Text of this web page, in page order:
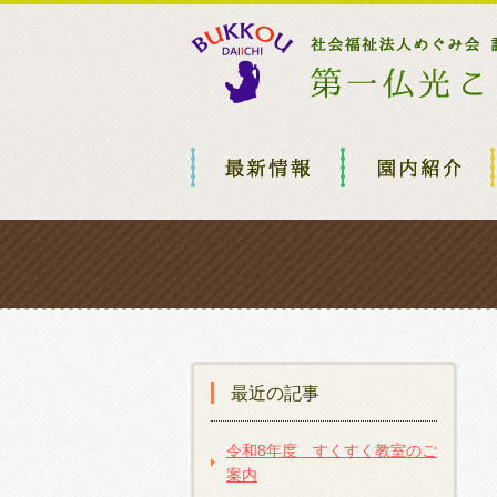
最近の記事
令和8年度 すくすく教室のご
案内